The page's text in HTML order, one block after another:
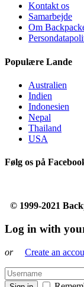
Kontakt os
Samarbejde
Om
Populære Lande
Australien
Indien
Indonesien
Nepal
Thailand
USA
Følg os på
© 1999-2021
Log in with
or Create an